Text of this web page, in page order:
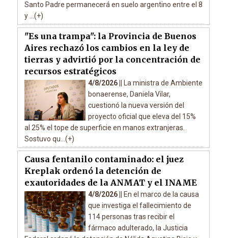
Santo Padre permanecerá en suelo argentino entre el 8
y ...(+)
"Es una trampa": la Provincia de Buenos
Aires rechazó los cambios en la ley de
tierras y advirtió por la concentración de
recursos estratégicos
4/8/2026 ||
La ministra de Ambiente
bonaerense, Daniela Vilar,
cuestionó la nueva versión del
proyecto oficial que eleva del 15%
al 25% el tope de superficie en manos extranjeras.
Sostuvo qu...(+)
Causa fentanilo contaminado: el juez
Kreplak ordenó la detención de
exautoridades de la ANMAT y el INAME
4/8/2026 ||
En el marco de la causa
que investiga el fallecimiento de
114 personas tras recibir el
fármaco adulterado, la Justicia